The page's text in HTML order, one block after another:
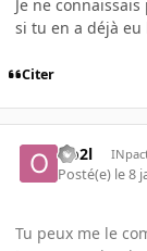
Je ne
si tu en a déjà eu
Citer
Oo2l
Posté(e) le 8
Tu peux me le